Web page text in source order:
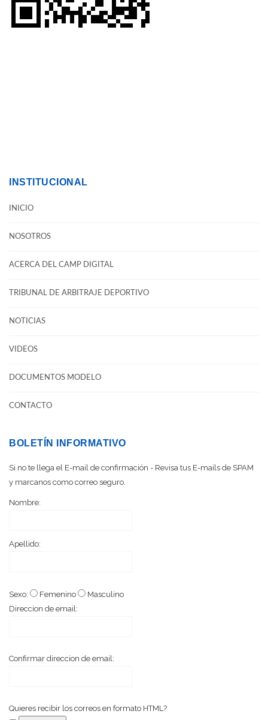
INSTITUCIONAL
INICIO
NOSOTROS
ACERCA DEL CAMP DIGITAL
TRIBUNAL DE ARBITRAJE DEPORTIVO
NOTICIAS
VIDEOS
DOCUMENTOS MODELO
CONTACTO
BOLETÍN INFORMATIVO
Si no te llega el E-mail de confirmación - Revisa tus E-mails de SPAM
y marcanos como correo seguro.
Nombre:
Apellido:
Sexo: Femenino
Masculino
Direccion de email:
Confirmar direccion de email:
Quieres recibir los correos en formato HTML?